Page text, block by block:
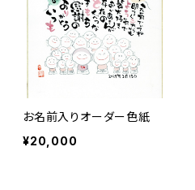
お名前入りオーダー色紙
¥20,000